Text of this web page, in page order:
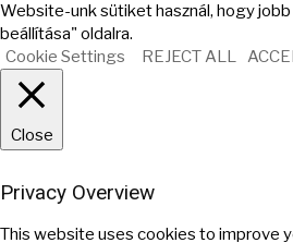
Website-unk sütiket használ, hogy
beállítása" oldalra.
Cookie Settings
REJECT ALL
Close
Privacy Overview
This website uses cookies to improve